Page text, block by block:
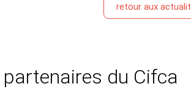
retour aux
du Cifca